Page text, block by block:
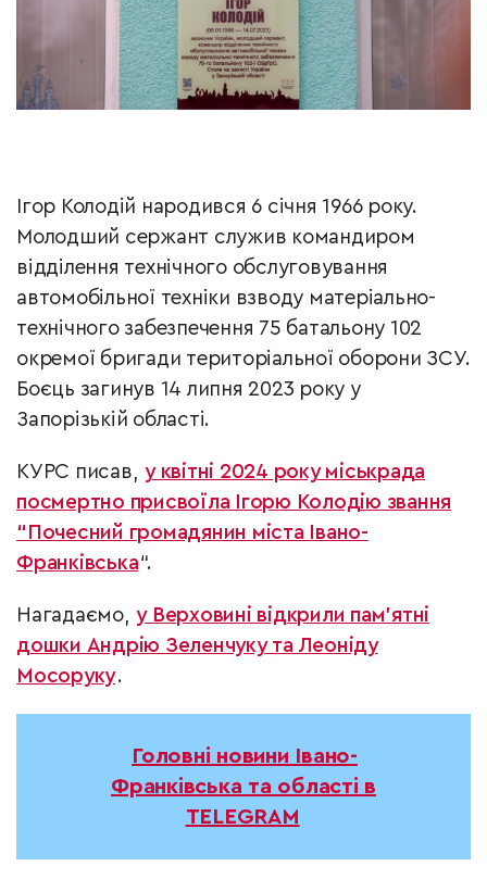
Ігор Колодій народився 6 січня 1966 року.
Молодший сержант служив командиром
відділення технічного обслуговування
автомобільної техніки взводу матеріально-
технічного забезпечення 75 батальону 102
окремої бригади територіальної оборони ЗСУ.
Боєць загинув 14 липня 2023 року у
Запорізькій області.
КУРС писав,
у квітні 2024 року міськрада
посмертно присвоїла Ігорю Колодію звання
“Почесний громадянин міста Івано-
Франківська“.
Нагадаємо,
у Верховині відкрили пам’ятні
дошки Андрію Зеленчуку та Леоніду
Мосоруку.
Головні новини Івано-
Франківська та області в
TELEGRAM